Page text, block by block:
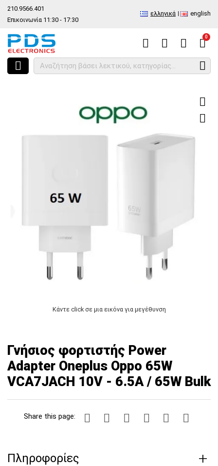
210.9566.401
Επικοινωνία 11:30 - 17:30
ελληνικά english
0
HOME Γνήσιος φορτιστής Power Adapter Oneplus Oppo 65W
Κάντε click σε μια εικόνα για μεγέθυνση
Γνήσιος φορτιστής Power
Adapter Oneplus Oppo 65W
VCA7JACH 10V - 6.5A / 65W Bulk
Share this page:
Πληροφορίες